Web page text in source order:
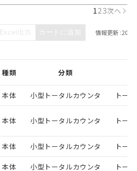
123次へ
Excel出力 カートに追加 情報更新 :
種類 分類
本体 小型トータルカウンタ トー
本体 小型トータルカウンタ トー
本体 小型トータルカウンタ トー
本体 小型トータルカウンタ トー